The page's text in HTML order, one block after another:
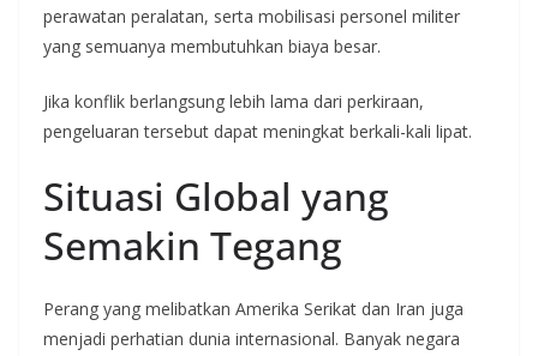
perawatan peralatan, serta mobilisasi personel militer
yang semuanya membutuhkan biaya besar.
Jika konflik berlangsung lebih lama dari perkiraan,
pengeluaran tersebut dapat meningkat berkali-kali lipat.
Situasi Global yang
Semakin Tegang
Perang yang melibatkan Amerika Serikat dan Iran juga
menjadi perhatian dunia internasional. Banyak negara